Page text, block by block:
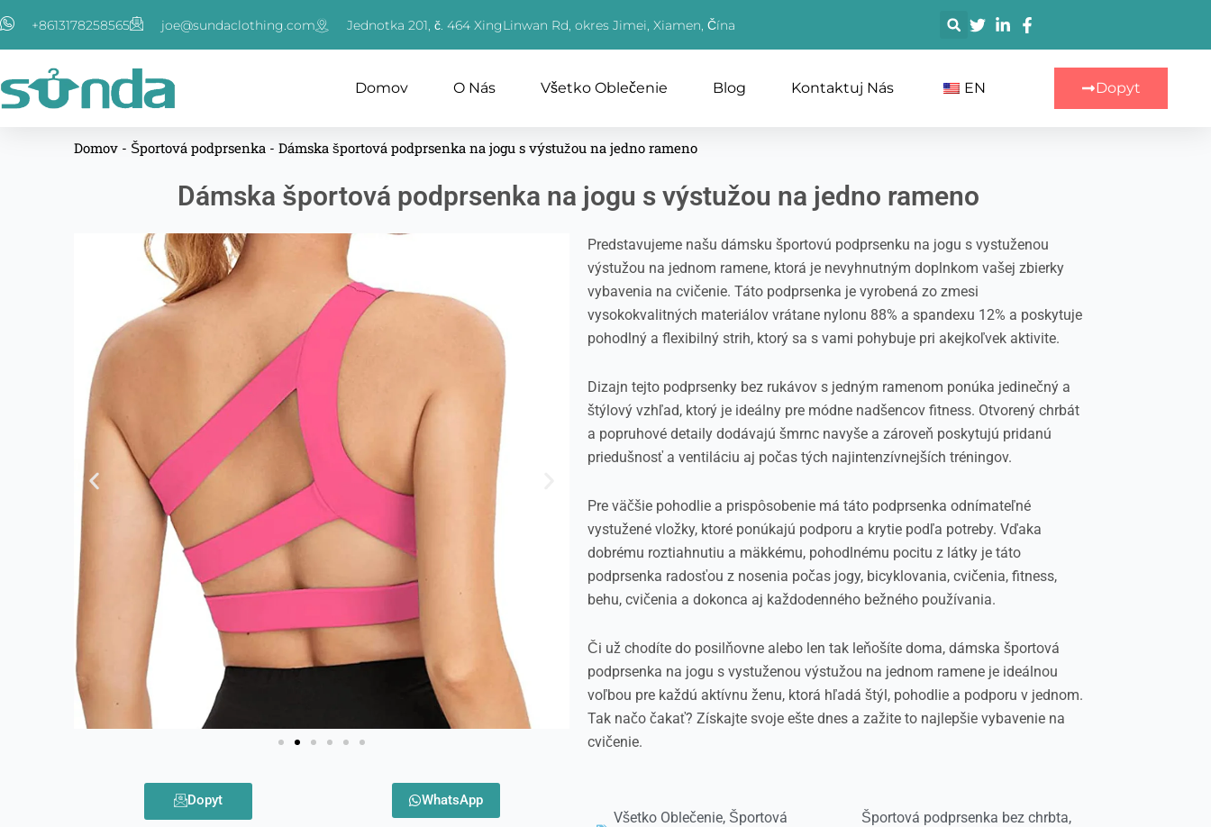
na
+8613178258565 joe@sundaclothing.com Jednotka 201, č. 464 XingLinwan Rd, okres Jimei, Xiamen, Čína 搜
索
Domov O Nás Všetko Oblečenie Blog Kontaktuj Nás EN Dopyt
Domov - Športová podprsenka - Dámska športová podprsenka na jogu s výstužou na jedno rameno
Dámska športová podprsenka na jogu s výstužou na jedno rameno
Dopyt WhatsApp
Predstavujeme našu dámsku športovú podprsenku na jogu s vystuženou
výstužou na jednom ramene, ktorá je nevyhnutným doplnkom vašej zbierky
vybavenia na cvičenie. Táto podprsenka je vyrobená zo zmesi
vysokokvalitných materiálov vrátane nylonu 88% a spandexu 12% a poskytuje
pohodlný a flexibilný strih, ktorý sa s vami pohybuje pri akejkoľvek aktivite.
Dizajn tejto podprsenky bez rukávov s jedným ramenom ponúka jedinečný a
štýlový vzhľad, ktorý je ideálny pre módne nadšencov fitness. Otvorený chrbát
a popruhové detaily dodávajú šmrnc navyše a zároveň poskytujú pridanú
priedušnosť a ventiláciu aj počas tých najintenzívnejších tréningov.
Pre väčšie pohodlie a prispôsobenie má táto podprsenka odnímateľné
vystužené vložky, ktoré ponúkajú podporu a krytie podľa potreby. Vďaka
dobrému roztiahnutiu a mäkkému, pohodlnému pocitu z látky je táto
podprsenka radosťou z nosenia počas jogy, bicyklovania, cvičenia, fitness,
behu, cvičenia a dokonca aj každodenného bežného používania.
Či už chodíte do posilňovne alebo len tak leňošíte doma, dámska športová
podprsenka na jogu s vystuženou výstužou na jednom ramene je ideálnou
voľbou pre každú aktívnu ženu, ktorá hľadá štýl, pohodlie a podporu v jednom.
Tak načo čakať? Získajte svoje ešte dnes a zažite to najlepšie vybavenie na
cvičenie.
Všetko Oblečenie, Športová
Športová podprsenka bez chrbta,